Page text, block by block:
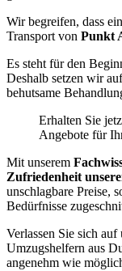
Wir begreifen, dass ein
Transport von Punkt
Es steht für den
Deshalb setzen wir
behutsame
Erhalten Sie
Angebote für
Mit unserem
Zufriedenheit
unschlagbare Preise,
Bedürfnisse
Verlassen Sie sich auf
Umzugshelfern aus
angenehm wie